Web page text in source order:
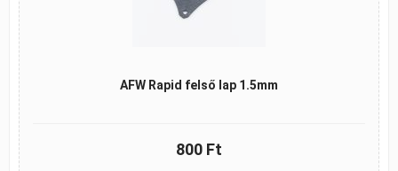
AFW Rapid felső lap 1.5mm
800 Ft